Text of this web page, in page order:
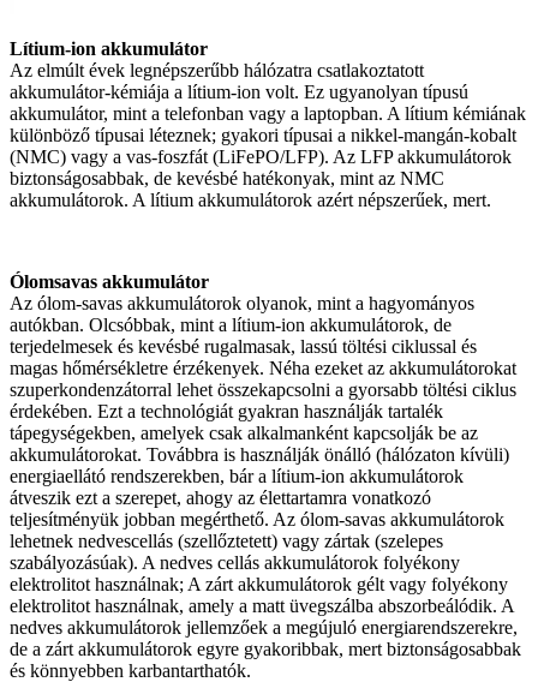
Lítium-ion akkumulátor
Az elmúlt évek legnépszerűbb hálózatra csatlakoztatott
akkumulátor-kémiája a lítium-ion volt. Ez ugyanolyan típusú
akkumulátor, mint a telefonban vagy a laptopban. A lítium kémiának
különböző típusai léteznek; gyakori típusai a nikkel-mangán-kobalt
(NMC) vagy a vas-foszfát (LiFePO/LFP). Az LFP akkumulátorok
biztonságosabbak, de kevésbé hatékonyak, mint az NMC
akkumulátorok. A lítium akkumulátorok azért népszerűek, mert.
Ólomsavas akkumulátor
Az ólom-savas akkumulátorok olyanok, mint a hagyományos
autókban. Olcsóbbak, mint a lítium-ion akkumulátorok, de
terjedelmesek és kevésbé rugalmasak, lassú töltési ciklussal és
magas hőmérsékletre érzékenyek. Néha ezeket az akkumulátorokat
szuperkondenzátorral lehet összekapcsolni a gyorsabb töltési ciklus
érdekében. Ezt a technológiát gyakran használják tartalék
tápegységekben, amelyek csak alkalmanként kapcsolják be az
akkumulátorokat. Továbbra is használják önálló (hálózaton kívüli)
energiaellátó rendszerekben, bár a lítium-ion akkumulátorok
átveszik ezt a szerepet, ahogy az élettartamra vonatkozó
teljesítményük jobban megérthető. Az ólom-savas akkumulátorok
lehetnek nedvescellás (szellőztetett) vagy zártak (szelepes
szabályozásúak). A nedves cellás akkumulátorok folyékony
elektrolitot használnak; A zárt akkumulátorok gélt vagy folyékony
elektrolitot használnak, amely a matt üvegszálba abszorbeálódik. A
nedves akkumulátorok jellemzőek a megújuló energiarendszerekre,
de a zárt akkumulátorok egyre gyakoribbak, mert biztonságosabbak
és könnyebben karbantarthatók.